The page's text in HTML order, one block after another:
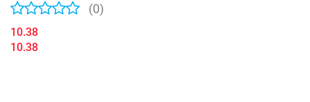
(0)
10.38
10.38